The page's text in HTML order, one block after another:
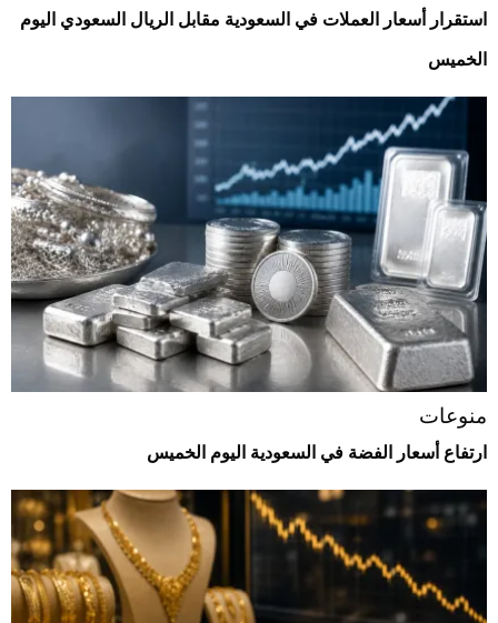
استقرار أسعار العملات في السعودية مقابل الريال السعودي اليوم
الخميس
منوعات
ارتفاع أسعار الفضة في السعودية اليوم الخميس